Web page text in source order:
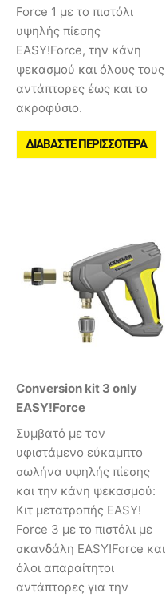
Force 1 με το πιστόλι
υψηλής πίεσης
EASY!Force, την κάνη
ψεκασμού και όλους τους
αντάπτορες έως και το
ακροφύσιο.
ΔΙΑΒΆΣΤΕ ΠΕΡΙΣΣΌΤΕΡΑ
Conversion kit 3 only
EASY!Force
Συμβατό με τον
υφιστάμενο εύκαμπτο
σωλήνα υψηλής πίεσης
και την κάνη ψεκασμού:
Κιτ μετατροπής EASY!
Force 3 με το πιστόλι με
σκανδάλη EASY!Force και
όλοι απαραίτητοι
αντάπτορες για την